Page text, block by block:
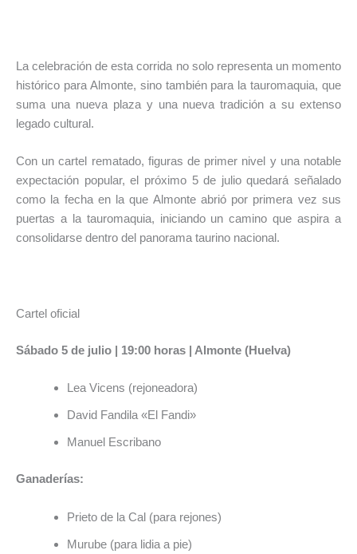
La celebración de esta corrida no solo representa un momento
histórico para Almonte, sino también para la tauromaquia, que
suma una nueva plaza y una nueva tradición a su extenso
legado cultural.
Con un cartel rematado, figuras de primer nivel y una notable
expectación popular, el próximo 5 de julio quedará señalado
como la fecha en la que Almonte abrió por primera vez sus
puertas a la tauromaquia, iniciando un camino que aspira a
consolidarse dentro del panorama taurino nacional.
Cartel oficial
Sábado 5 de julio | 19:00 horas | Almonte (Huelva)
Lea Vicens (rejoneadora)
David Fandila «El Fandi»
Manuel Escribano
Ganaderías:
Prieto de la Cal (para rejones)
Murube (para lidia a pie)